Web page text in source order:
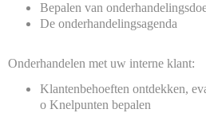
Bepalen van
De onderhandelingsagenda
Onderhandelen met uw interne klant:
Klantenbehoeften ontdekken,
o Knelpunten bepalen